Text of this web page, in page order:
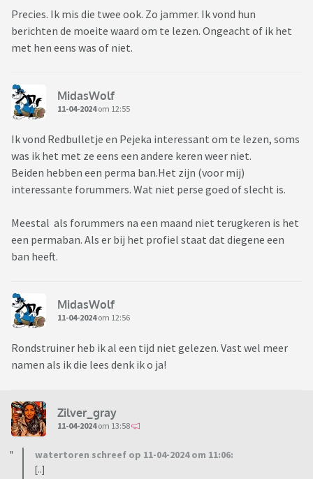
Precies. Ik mis die twee ook. Zo jammer. Ik vond hun
berichten de moeite waard om te lezen. Ongeacht of ik het
met hen eens was of niet.
MidasWolf
11-04-2024om 12:55
Ik vond Redbulletje en Pejeka interessant om te lezen, soms
was ik het met ze eens een andere keren weer niet.
Beiden hebben een perma ban.Het zijn (voor mij)
interessante forummers. Wat niet perse goed of slecht is.
Meestal als forummers na een maand niet terugkeren is het
een permaban. Als er bij het profiel staat dat diegene een
ban heeft.
MidasWolf
11-04-2024om 12:56
Rondstruiner heb ik al een tijd niet gelezen. Vast wel meer
namen als ik die lees denk ik o ja!
Zilver_gray
11-04-2024om 13:58
watertoren schreef op 11-04-2024 om 11:06:
[..]